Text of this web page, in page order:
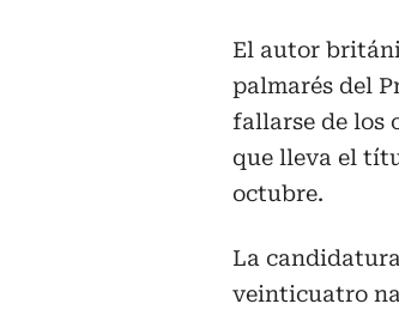
El autor
palmarés del
fallarse de los
que lleva el
octubre.
La
veinticuatro